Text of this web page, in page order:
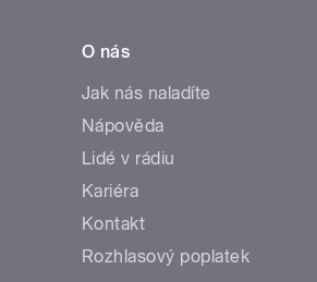
O nás
Jak nás naladíte
Nápověda
Lidé v rádiu
Kariéra
Kontakt
Rozhlasový poplatek